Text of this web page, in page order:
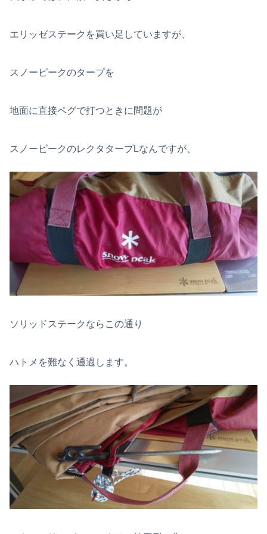
エリッゼステークを買い足していますが、
スノーピークのタープを
地面に直接ペグで打つときに問題が
スノーピークのレクタタープLなんですが、
ソリッドステークならこの通り
ハトメを難なく通過します。